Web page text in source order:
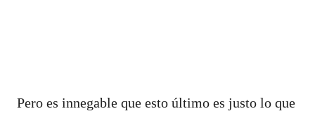
Pero es innegable que esto último es justo lo que